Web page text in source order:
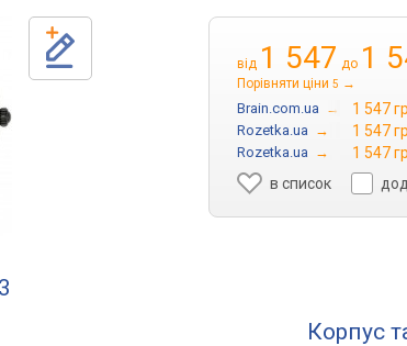
від 1 547 до 1
Порівняти ціни 5 →
Brain.com.ua → 1 547
Rozetka.ua → 1 547
Rozetka.ua →
1 547
в список
Корпус